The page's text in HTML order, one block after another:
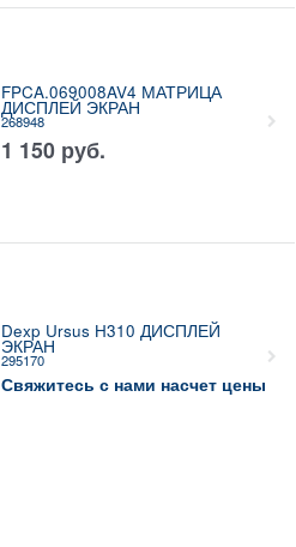
FPCA.069008AV4 МАТРИЦА
ДИСПЛЕЙ ЭКРАН
268948
1 150 руб.
Dexp Ursus H310 ДИСПЛЕЙ
ЭКРАН
295170
Свяжитесь с нами насчет цены